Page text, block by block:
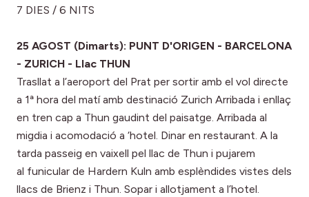
7 DIES / 6 NITS
25 AGOST (Dimarts): PUNT D'ORIGEN - BARCELONA
- ZURICH - Llac THUN
Trasllat a l’aeroport del Prat per sortir amb el vol directe
a 1ª hora del matí amb destinació Zurich Arribada i enllaç
en tren cap a Thun gaudint del paisatge. Arribada al
migdia i acomodació a ‘hotel. Dinar en restaurant. A la
tarda passeig en vaixell pel llac de Thun i pujarem
al funicular de Hardern Kuln amb esplèndides vistes dels
llacs de Brienz i Thun. Sopar i allotjament a l’hotel.